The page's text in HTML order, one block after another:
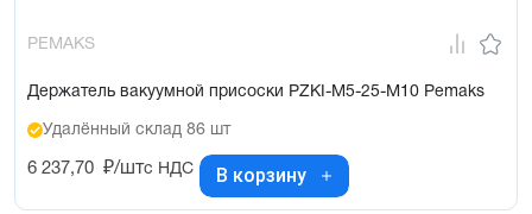
PEMAKS
Держатель вакуумной присоски PZKI-M5-25-M10 Pemaks
Удалённый склад 86 шт
6 237,70 ₽/штс НДС В корзину